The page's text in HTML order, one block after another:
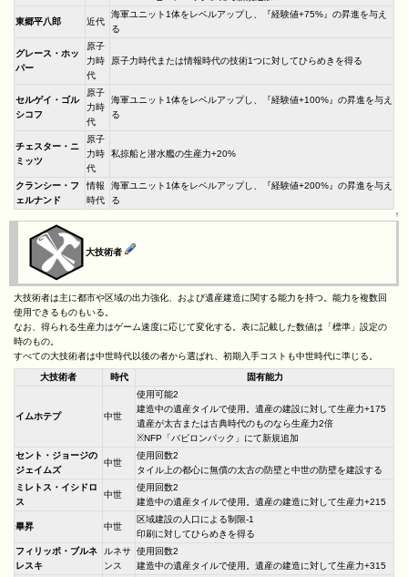
東郷平八郎 近代
海軍ユニット1体をレベルアップし、『経験値+75%』の昇進を与え
る
グレース・ホッ
パー
原子
力時
代
原子力時代または情報時代の技術1つに対してひらめきを得る
セルゲイ・ゴル
シコフ
原子
力時
代
海軍ユニット1体をレベルアップし、『経験値+100%』の昇進を与え
る
チェスター・ニ
ミッツ
原子
力時
代
私掠船と潜水艦の生産力+20%
クランシー・フ
ェルナンド
情報
時代
海軍ユニット1体をレベルアップし、『経験値+200%』の昇進を与え
る
↑
大技術者
大技術者は主に都市や区域の出力強化、および遺産建造に関する能力を持つ。能力を複数回
使用できるものもいる。
なお、得られる生産力はゲーム速度に応じて変化する。表に記載した数値は「標準」設定の
時のもの。
すべての大技術者は中世時代以後の者から選ばれ、初期入手コストも中世時代に準じる。
大技術者 時代 固有能力
イムホテプ 中世
使用可能2
建造中の遺産タイルで使用。遺産の建設に対して生産力+175
遺産が太古または古典時代のものなら生産力2倍
※NFP「バビロンパック」にて新規追加
セント・ジョージの
ジェイムズ
中世
使用回数2
タイル上の都心に無償の太古の防壁と中世の防壁を建設する
ミレトス・イシドロ
ス
中世
使用回数2
建造中の遺産タイルで使用。遺産の建造に対して生産力+215
畢昇 中世
区域建設の人口による制限-1
印刷に対してひらめきを得る
フィリッポ・ブルネ
レスキ
ルネサ
ンス
使用回数2
建造中の遺産タイルで使用。遺産の建造に対して生産力+315